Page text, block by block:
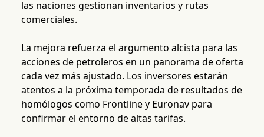
las naciones gestionan inventarios y rutas
comerciales.
La mejora refuerza el argumento alcista para las
acciones de petroleros en un panorama de oferta
cada vez más ajustado. Los inversores estarán
atentos a la próxima temporada de resultados de
homólogos como Frontline y Euronav para
confirmar el entorno de altas tarifas.